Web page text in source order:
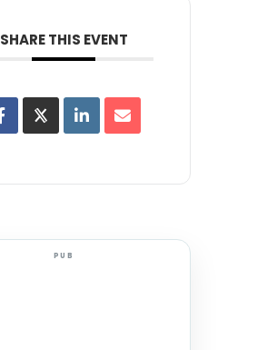
SHARE THIS EVENT
PUB